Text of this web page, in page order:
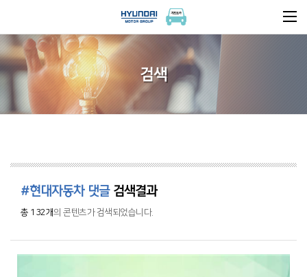
검색
#현대자동차 댓글검색결과
총 132개의 콘텐츠가 검색되었습니다.